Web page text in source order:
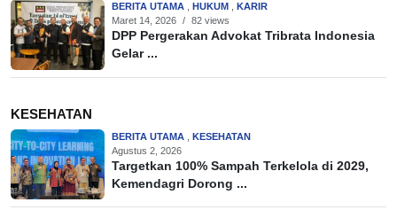
BERITA UTAMA HUKUM
KARIR
Maret 14, 2026 / 82 views
DPP Pergerakan Advokat Tribrata Indonesia
Gelar ...
KESEHATAN
BERITA UTAMA
KESEHATAN
Agustus 2, 2026
Targetkan 100% Sampah Terkelola di 2029,
Kemendagri Dorong ...